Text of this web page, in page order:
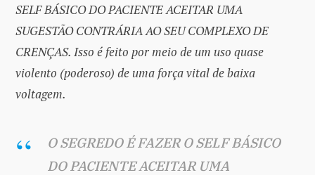
SELF BÁSICO DO PACIENTE ACEITAR UMA
SUGESTÃO CONTRÁRIA AO SEU COMPLEXO DE
CRENÇAS. Isso é feito por meio de um uso quase
violento (poderoso) de uma força vital de baixa
voltagem.
O SEGREDO É FAZER O SELF BÁSICO
DO PACIENTE ACEITAR UMA